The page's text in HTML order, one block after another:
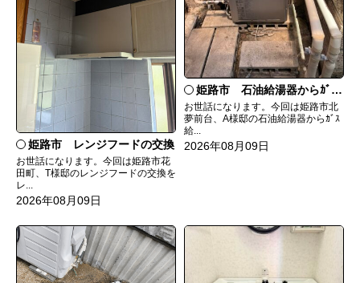
姫路市 レンジフードの交換
お世話になります。今回は姫路市花
田町、T様邸のレンジフードの交換を
レ...
2026年08月09日
姫路市 石油給湯器からｶﾞｽ給湯器へ取替
お世話になります。今回は姫路市北
夢前台、A様邸の石油給湯器からｶﾞｽ
給...
2026年08月09日